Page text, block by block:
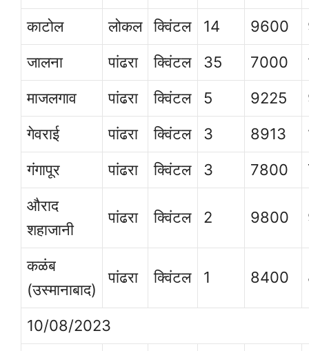
काटोल लोकल क्विंटल 14 9600
जालना
पांढरा क्विंटल 35 7000
माजलगाव
पांढरा क्विंटल 5 9225
गेवराई
पांढरा क्विंटल 3 8913
गंगापूर
पांढरा क्विंटल 3 7800
औराद
शहाजानी
पांढरा क्विंटल 2 9800
कळंब
(उस्मानाबाद)
पांढरा क्विंटल 1 8400
10/08/2023